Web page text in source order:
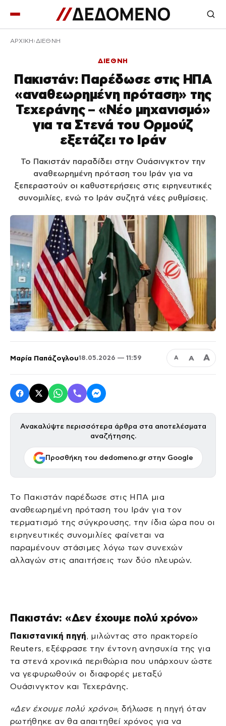
ΑΡΧΙΚΉ ΔΙΕΘΝΗ
ΔΙΕΘΝΗ
Πακιστάν: Παρέδωσε στις ΗΠΑ
«αναθεωρημένη πρόταση» της
Τεχεράνης – «Νέο μηχανισμό»
για τα Στενά του Ορμούζ
εξετάζει το Ιράν
Το Πακιστάν παραδίδει στην Ουάσινγκτον την
αναθεωρημένη πρόταση του Ιράν για να
ξεπεραστούν οι καθυστερήσεις στις ειρηνευτικές
συνομιλίες, ενώ το Ιράν συζητά νέες ρυθμίσεις.
Μαρία Παπάζογλου18.05.2026 — 11:59 Α Α Α
Ανακαλύψτε περισσότερα άρθρα στα αποτελέσματα
αναζήτησης.
Προσθήκη του dedomeno.gr στην Google
Tο Πακιστάν παρέδωσε στις ΗΠΑ μια
αναθεωρημένη πρόταση του Ιράν για τον
τερματισμό της σύγκρουσης, την ίδια ώρα που οι
ειρηνευτικές συνομιλίες φαίνεται να
παραμένουν στάσιμες λόγω των συνεχών
αλλαγών στις απαιτήσεις των δύο πλευρών.
Πακιστάν: «Δεν έχουμε πολύ χρόνο»
Πακιστανική πηγή, μιλώντας στο πρακτορείο
Reuters, εξέφρασε την έντονη ανησυχία της για
τα στενά χρονικά περιθώρια που υπάρχουν ώστε
να γεφυρωθούν οι διαφορές μεταξύ
Ουάσινγκτον και Τεχεράνης.
«Δεν έχουμε πολύ χρόνο», δήλωσε η πηγή όταν
ρωτήθηκε αν θα απαιτηθεί χρόνος για να